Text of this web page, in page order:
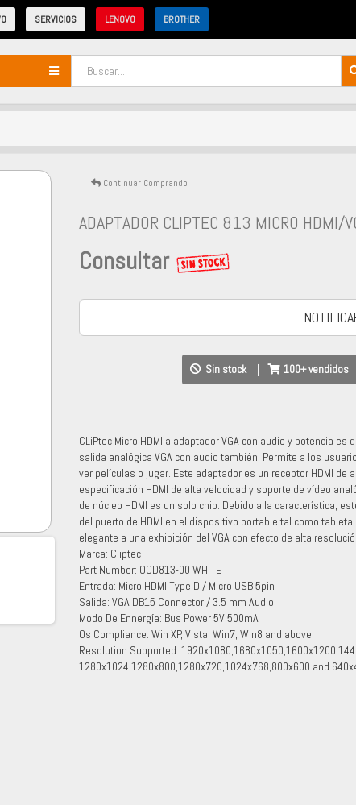
SERVICIOS LENOVO BROTHER
Continuar Comprando
ADAPTADOR CLIPTEC 813 MICRO HDMI/
Consultar
Sin stock 100+ vendidos
CLiPtec Micro HDMI a adaptador VGA con audio y potencia
salida analógica VGA con audio también. Permite a los
ver películas o jugar. Este adaptador es un receptor HDMI
especificación HDMI de alta velocidad y soporte de vídeo
de núcleo HDMI es un solo chip. Debido a la característica,
del puerto de HDMI en el dispositivo portable tal como
elegante a una exhibición del VGA con efecto de alta
Marca: Cliptec
Part Number: OCD813-00 WHITE
Entrada: Micro HDMI Type D / Micro USB 5pin
Salida: VGA DB15 Connector / 3.5 mm Audio
Modo De Ennergía: Bus Power 5V 500mA
Os Compliance: Win XP, Vista, Win7, Win8 and above
Resolution Supported:
1280x1024,1280x800,1280x720,1024x768,800x600 and